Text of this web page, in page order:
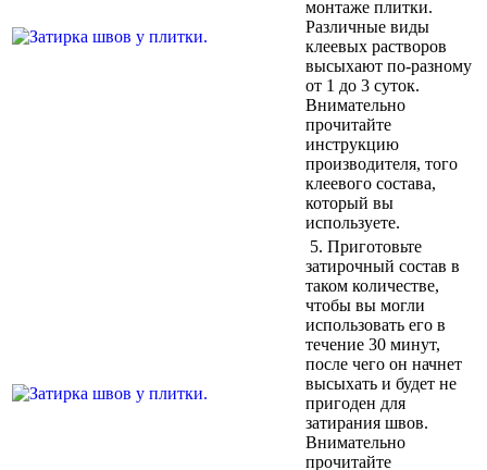
монтаже плитки.
Различные виды
клеевых растворов
высыхают по-разному
от 1 до 3 суток.
Внимательно
прочитайте
инструкцию
производителя, того
клеевого состава,
который вы
используете.
5. Приготовьте
затирочный состав в
таком количестве,
чтобы вы могли
использовать его в
течение 30 минут,
после чего он начнет
высыхать и будет не
пригоден для
затирания швов.
Внимательно
прочитайте